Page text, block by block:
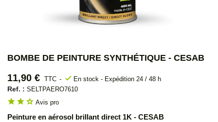
BOMBE DE PEINTURE SYNTHÉTIQUE - CESAB
11,90 € TTC check En stock - Expédition 24 / 48 h
Ref. : SELTPAERO7610
star star star_outline Avis pro
Peinture en aérosol brillant direct 1K - CESAB